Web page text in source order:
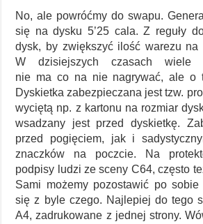
No, ale powróćmy do swapu.
się na dysku 5’25 cala. Z reguły
dysk, by zwiększyć ilość warezu na
W dzisiejszych czasach wiele
nie ma co na nie nagrywać, ale o
Dyskietka zabezpieczana jest tzw.
wyciętą np. z kartonu na rozmiar
wsadzany jest przed dyskietkę.
przed pogięciem, jak i
znaczków na poczcie. Na
podpisy ludzi ze sceny C64, często
Sami możemy pozostawić po
się z byle czego. Najlepiej do tego
A4, zadrukowane z jednej strony.